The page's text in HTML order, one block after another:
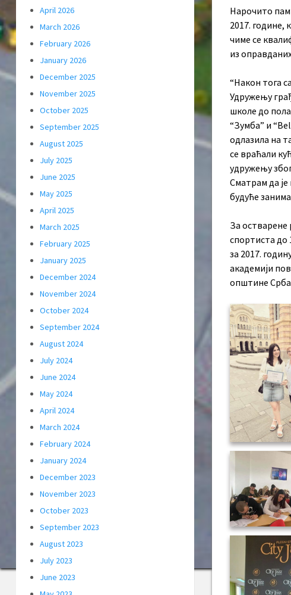
Нарочито
2017. године,
чиме се
из
“Након тога
Удружењу
школе до
“Зумба” и
одлазила на
се враћали
удружењу
Сматрам да је
будуће
За остварене
спортиста до
за 2017.
академији
општине
April 2026
March 2026
February 2026
January 2026
December 2025
November 2025
October 2025
September 2025
August 2025
July 2025
June 2025
May 2025
April 2025
March 2025
February 2025
January 2025
December 2024
November 2024
October 2024
September 2024
August 2024
July 2024
June 2024
May 2024
April 2024
March 2024
February 2024
January 2024
December 2023
November 2023
October 2023
September 2023
August 2023
July 2023
June 2023